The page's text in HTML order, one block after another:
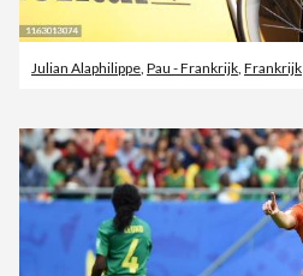
Julian Alaphilippe Pau - Frankrijk Frankrijk